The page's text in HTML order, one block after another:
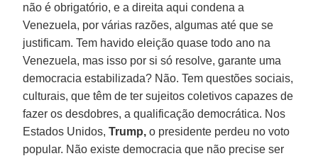
não é obrigatório, e a direita aqui condena a
Venezuela, por várias razões, algumas até que se
justificam. Tem havido eleição quase todo ano na
Venezuela, mas isso por si só resolve, garante uma
democracia estabilizada? Não. Tem questões sociais,
culturais, que têm de ter sujeitos coletivos capazes de
fazer os desdobres, a qualificação democrática. Nos
Estados Unidos,Trump, o presidente perdeu no voto
popular. Não existe democracia que não precise ser